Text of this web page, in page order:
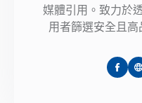
媒體引用。致力於
用者篩選安全且高